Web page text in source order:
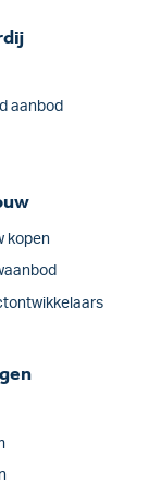
aanbod
kopen